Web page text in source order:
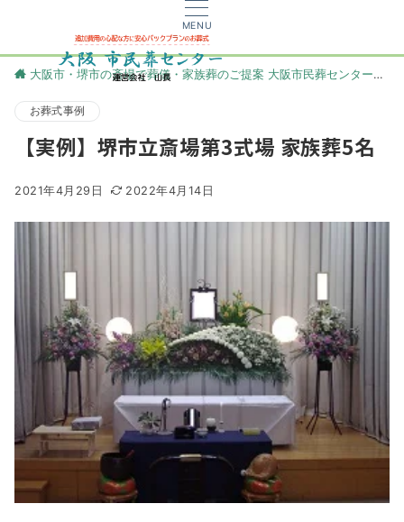
MENU
大阪市・堺市の斎場で葬儀・家族葬のご提案 大阪市民葬センター
お葬式事例
【実例】堺市立斎場第3式場 家族葬5名
2021年4月29日 2022年4月14日